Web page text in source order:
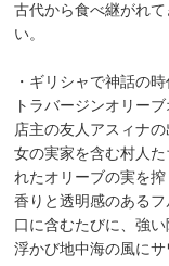
古代から食べ継がれ
い。
・ギリシャで神話の
トラバージンオリーブ
店主の友人アスィナ
女の実家を含む村人
れたオリーブの実を
香りと透明感のある
口に含むたびに、強
浮かび地中海の風に